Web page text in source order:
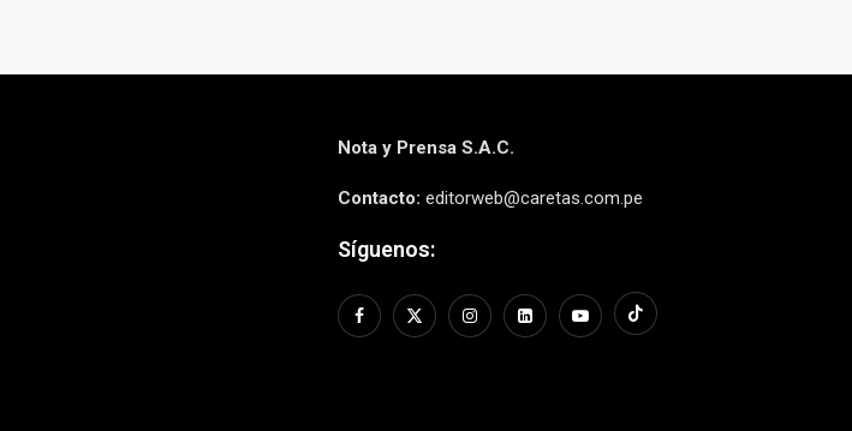
Nota y Prensa S.A.C.
Contacto: editorweb@caretas.com.pe
Síguenos: